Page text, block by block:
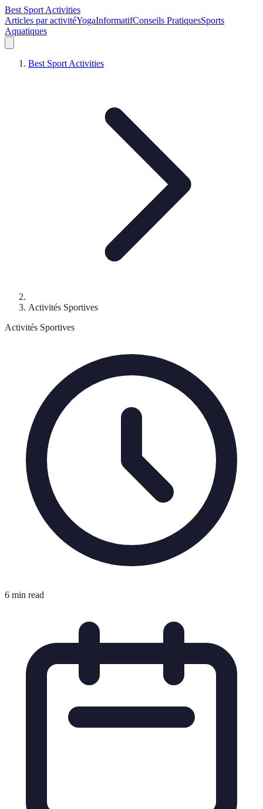
Best Sport Activities
Articles par activitéYogaInformatifConseils PratiquesSports
Aquatiques
Best Sport Activities
Activités Sportives
Activités Sportives
6 min read